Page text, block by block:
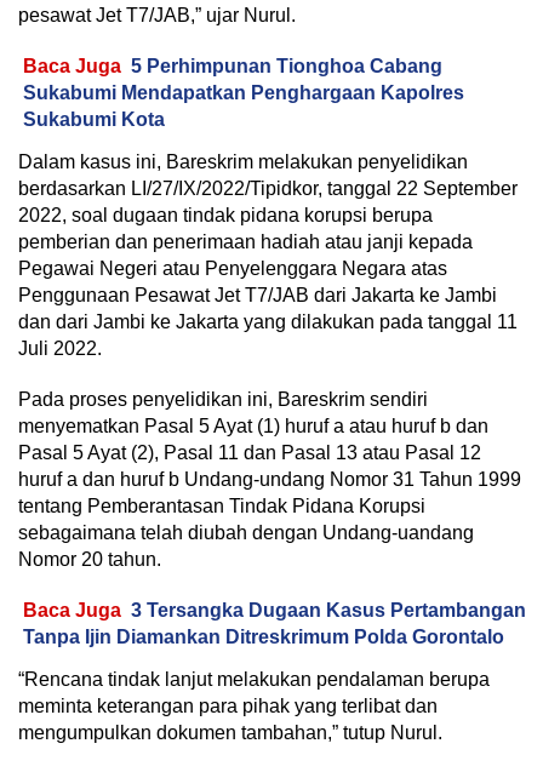
pesawat Jet T7/JAB,” ujar Nurul.
Baca Juga 5 Perhimpunan Tionghoa Cabang
Sukabumi Mendapatkan Penghargaan Kapolres
Sukabumi Kota
Dalam kasus ini, Bareskrim melakukan penyelidikan
berdasarkan LI/27/IX/2022/Tipidkor, tanggal 22 September
2022, soal dugaan tindak pidana korupsi berupa
pemberian dan penerimaan hadiah atau janji kepada
Pegawai Negeri atau Penyelenggara Negara atas
Penggunaan Pesawat Jet T7/JAB dari Jakarta ke Jambi
dan dari Jambi ke Jakarta yang dilakukan pada tanggal 11
Juli 2022.
Pada proses penyelidikan ini, Bareskrim sendiri
menyematkan Pasal 5 Ayat (1) huruf a atau huruf b dan
Pasal 5 Ayat (2), Pasal 11 dan Pasal 13 atau Pasal 12
huruf a dan huruf b Undang-undang Nomor 31 Tahun 1999
tentang Pemberantasan Tindak Pidana Korupsi
sebagaimana telah diubah dengan Undang-uandang
Nomor 20 tahun.
Baca Juga 3 Tersangka Dugaan Kasus Pertambangan
Tanpa Ijin Diamankan Ditreskrimum Polda Gorontalo
“Rencana tindak lanjut melakukan pendalaman berupa
meminta keterangan para pihak yang terlibat dan
mengumpulkan dokumen tambahan,” tutup Nurul.